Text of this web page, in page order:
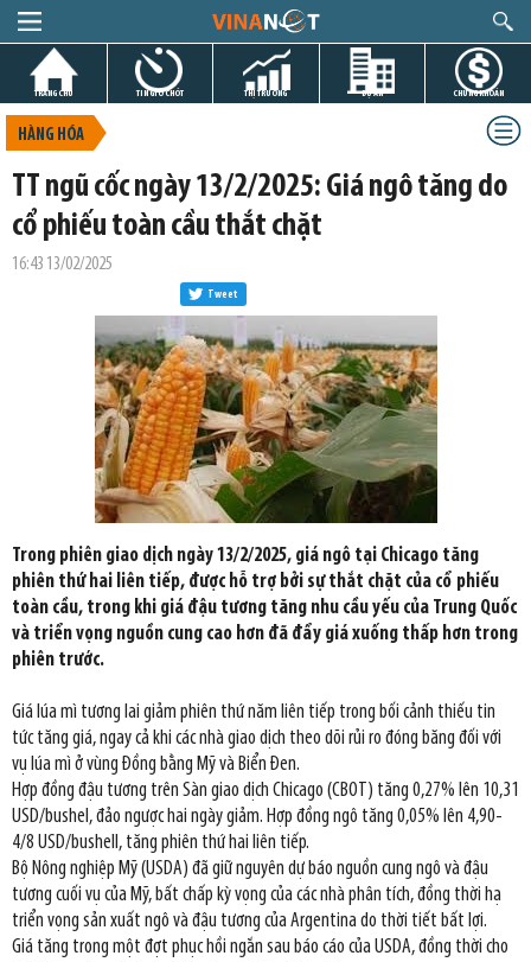
TRANG CHỦ TIN GIỜ CHÓT THỊ TRƯỜNG DỰ ÁN CHỨNG KHOÁN
HÀNG HÓA
TT ngũ cốc ngày 13/2/2025: Giá ngô tăng do
cổ phiếu toàn cầu thắt chặt
16:43 13/02/2025
Tweet
Trong phiên giao dịch ngày 13/2/2025, giá ngô tại Chicago tăng
phiên thứ hai liên tiếp, được hỗ trợ bởi sự thắt chặt của cổ phiếu
toàn cầu, trong khi giá đậu tương tăng nhu cầu yếu của Trung Quốc
và triển vọng nguồn cung cao hơn đã đẩy giá xuống thấp hơn trong
phiên trước.
Giá lúa mì tương lai giảm phiên thứ năm liên tiếp trong bối cảnh thiếu tin
tức tăng giá, ngay cả khi các nhà giao dịch theo dõi rủi ro đóng băng đối với
vụ lúa mì ở vùng Đồng bằng Mỹ và Biển Đen.
Hợp đồng đậu tương trên Sàn giao dịch Chicago (CBOT) tăng 0,27% lên 10,31
USD/bushel, đảo ngược hai ngày giảm. Hợp đồng ngô tăng 0,05% lên 4,90-
4/8 USD/bushell, tăng phiên thứ hai liên tiếp.
Bộ Nông nghiệp Mỹ (USDA) đã giữ nguyên dự báo nguồn cung ngô và đậu
tương cuối vụ của Mỹ, bất chấp kỳ vọng của các nhà phân tích, đồng thời hạ
triển vọng sản xuất ngô và đậu tương của Argentina do thời tiết bất lợi.
Giá tăng trong một đợt phục hồi ngắn sau báo cáo của USDA, đồng thời cho